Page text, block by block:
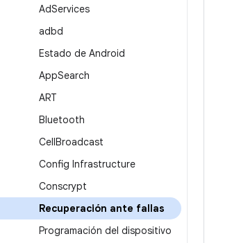
AdServices
adbd
Estado de Android
AppSearch
ART
Bluetooth
CellBroadcast
Config Infrastructure
Conscrypt
Recuperación ante fallas
Programación del dispositivo